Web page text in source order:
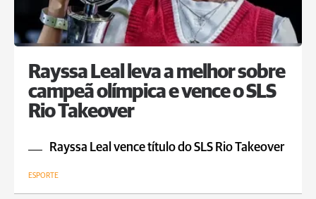
Rayssa Leal leva a melhor sobre
campeã olímpica e vence o SLS
Rio Takeover
Rayssa Leal vence título do SLS Rio Takeover
ESPORTE